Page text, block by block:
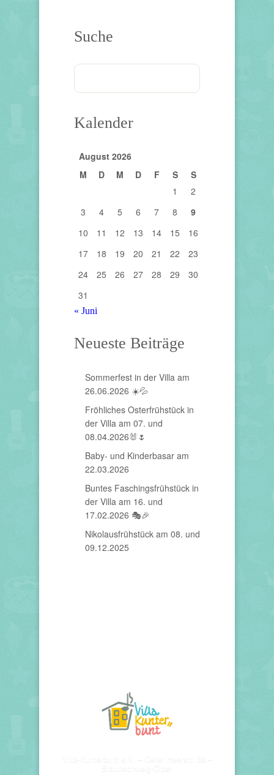
Suche
Kalender
August 2026
M
D M D F S
S
1
2
3
4 5 6 7 8
9
10
11 12 13 14 15
16
17
18 19 20 21 22
23
24
25 26 27 28 29
30
31
« Juni
Neueste Beiträge
Sommerfest in der Villa am
26.06.2026 ☀️💦
Fröhliches Osterfrühstück in
der Villa am 07. und
08.04.2026🐰🌷
Baby- und Kinderbasar am
22.03.2026
Buntes Faschingsfrühstück in
der Villa am 16. und
17.02.2026 🎭🎉
Nikolausfrühstück am 08. und
09.12.2025